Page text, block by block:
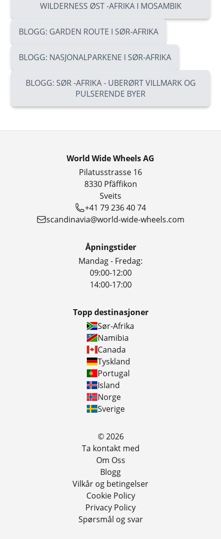
WILDERNESS ØST -AFRIKA I MOSAMBIK
BLOGG: GARDEN ROUTE I SØR-AFRIKA
BLOGG: NASJONALPARKENE I SØR-AFRIKA
BLOGG: SØR -AFRIKA - UBERØRT VILLMARK OG
PULSERENDE BYER
World Wide Wheels AG
Pilatusstrasse 16
8330 Pfäffikon
Sveits
+41 79 236 40 74
scandinavia@world-wide-wheels.com
Åpningstider
Mandag - Fredag:
09:00-12:00
14:00-17:00
Topp destinasjoner
Sør-Afrika
Namibia
Canada
Tyskland
Portugal
Island
Norge
Sverige
© 2026
Ta kontakt med
Om Oss
Blogg
Vilkår og betingelser
Cookie Policy
Privacy Policy
Spørsmål og svar